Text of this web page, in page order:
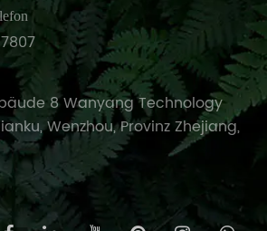
8 Wanyang Technology
Wenzhou, Provinz Zhejiang,